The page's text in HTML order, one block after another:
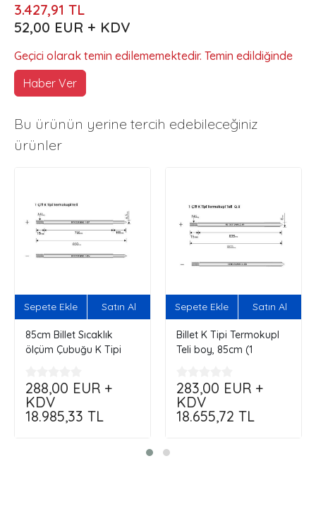
52,00 EUR + KDV
3.427,91 TL
Geçici olarak temin edilememektedir. Temin edildiğinde
Haber Ver
Bu ürünün yerine tercih edebileceğiniz
ürünler
85cm Billet Sıcaklık
ölçüm Çubuğu K Tipi
288,00 EUR +
KDV
18.985,33 TL
Sepete Ekle Satın Al
Billet K Tipi Termokupl
Teli boy, 85cm (1
283,00 EUR +
KDV
18.655,72 TL
Sepete Ekle Satın Al